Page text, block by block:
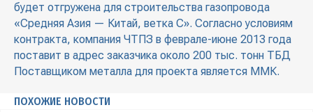
будет отгружена для строительства газопровода
«Средняя Азия — Китай, ветка С». Согласно условиям
контракта, компания ЧТПЗ в феврале-июне 2013 года
поставит в адрес заказчика около 200 тыс. тонн ТБД
Поставщиком металла для проекта является ММК.
ПОХОЖИЕ НОВОСТИ